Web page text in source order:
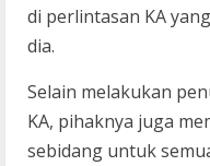
di perlintasan KA
dia.
Selain melakukan
KA, pihaknya juga
sebidang untuk